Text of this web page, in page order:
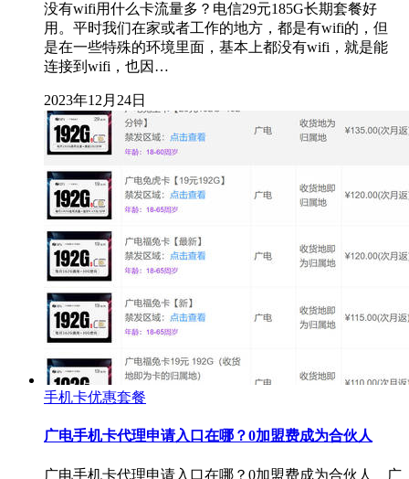
没有wifi用什么卡流量多？电信29元185G长期套餐好
用。平时我们在家或者工作的地方，都是有wifi的，但
是在一些特殊的环境里面，基本上都没有wifi，就是能
连接到wifi，也因…
2023年12月24日
手机卡优惠套餐
广电手机卡代理申请入口在哪？0加盟费成为合伙人
广电手机卡代理申请入口在哪？0加盟费成为合伙人 广